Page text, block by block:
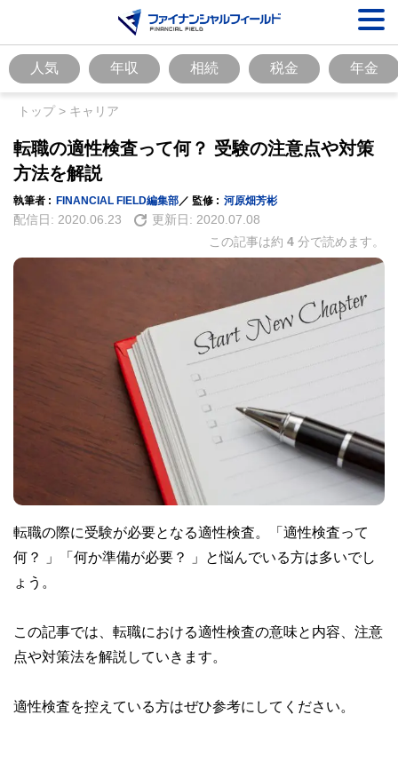
人気 年収 相続 税金 年金
トップ> キャリア
転職の適性検査って何？ 受験の注意点や対策
方法を解説
執筆者 : FINANCIAL FIELD編集部 ／ 監修 : 河原畑芳彬
配信日: 2020.06.23 更新日: 2020.07.08
この記事は約 4 分で読めます。
転職の際に受験が必要となる適性検査。「適性検査って
何？ 」「何か準備が必要？ 」と悩んでいる方は多いでし
ょう。
この記事では、転職における適性検査の意味と内容、注意
点や対策法を解説していきます。
適性検査を控えている方はぜひ参考にしてください。